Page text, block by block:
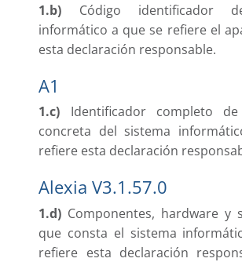
1.b) Código identificador
informático a que se refiere el
esta declaración responsable.
A1
1.c) Identificador completo
concreta del sistema
refiere esta declaración
Alexia V3.1.57.0
1.d) Componentes, hardware y
que consta el sistema
refiere esta declaración